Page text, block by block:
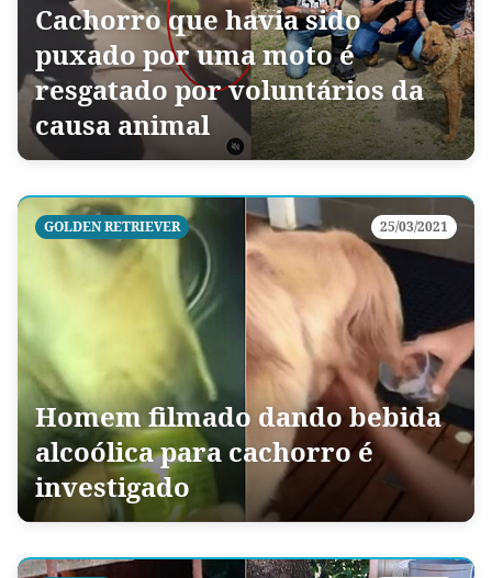
Cachorro que havia sido
puxado por uma moto é
resgatado por voluntários da
causa animal
GOLDEN RETRIEVER 25/03/2021
Homem filmado dando bebida
alcoólica para cachorro é
investigado